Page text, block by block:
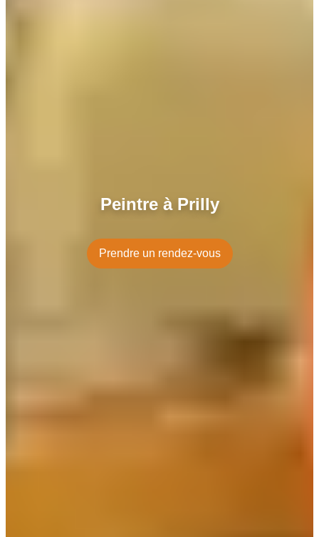
Peintre à Prilly
Prendre un rendez-vous